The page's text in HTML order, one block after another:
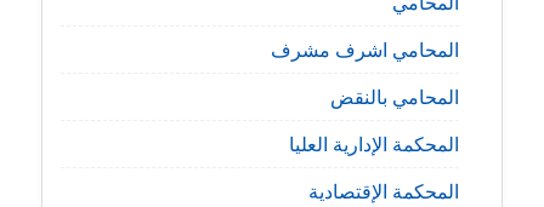
المحامي اشرف مشرف
المحامي بالنقض
المحكمة الإدارية العليا
المحكمة الإقتصادية